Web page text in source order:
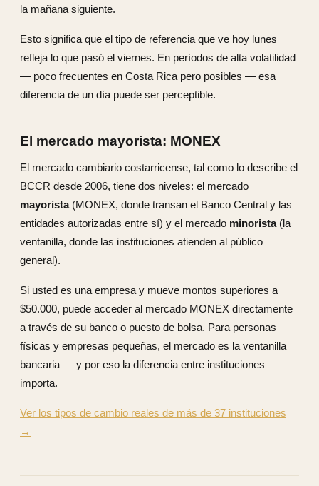
la mañana siguiente.
Esto significa que el tipo de referencia que ve hoy lunes
refleja lo que pasó el viernes. En períodos de alta volatilidad
— poco frecuentes en Costa Rica pero posibles — esa
diferencia de un día puede ser perceptible.
El mercado mayorista: MONEX
El mercado cambiario costarricense, tal como lo describe el
BCCR desde 2006, tiene dos niveles: el mercado
mayorista(MONEX, donde transan el Banco Central y las
entidades autorizadas entre sí) y el mercado minorista(la
ventanilla, donde las instituciones atienden al público
general).
Si usted es una empresa y mueve montos superiores a
$50.000, puede acceder al mercado MONEX directamente
a través de su banco o puesto de bolsa. Para personas
físicas y empresas pequeñas, el mercado es la ventanilla
bancaria — y por eso la diferencia entre instituciones
importa.
Ver los tipos de cambio reales de más de 37 instituciones
→